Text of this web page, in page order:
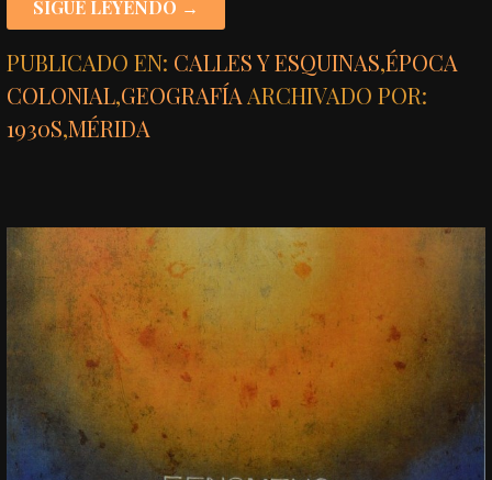
SIGUE LEYENDO →
PUBLICADO EN: CALLES Y ESQUINAS,ÉPOCA
COLONIAL,GEOGRAFÍA ARCHIVADO POR:
1930S,MÉRIDA